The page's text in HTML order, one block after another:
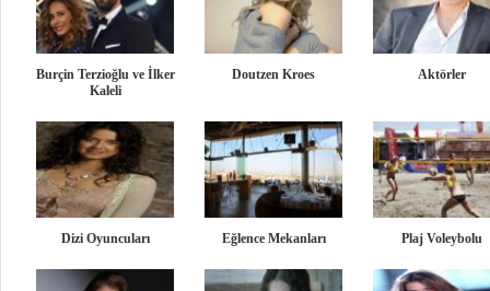
Burçin Terzioğlu ve İlker
Kaleli
Doutzen Kroes Aktörler
Dizi Oyuncuları Eğlence Mekanları Plaj Voleybolu